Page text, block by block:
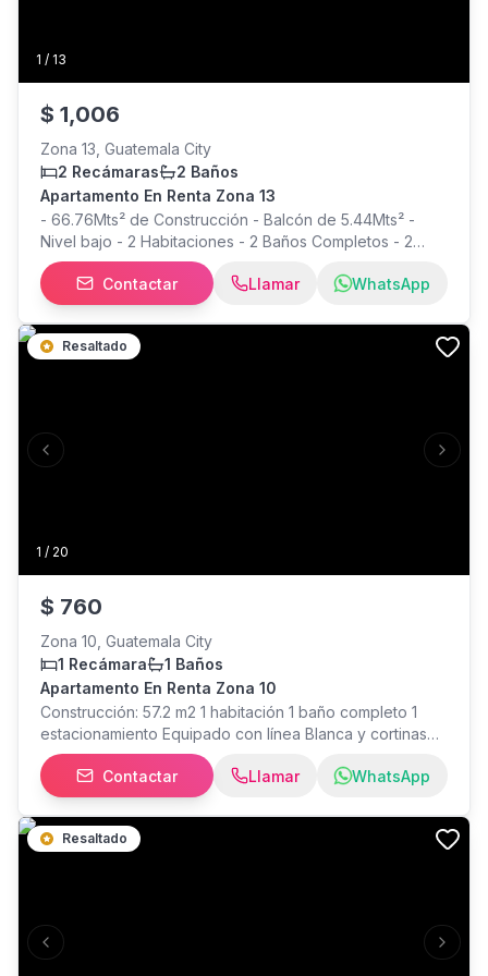
1 / 13
$ 1,006
Zona 13, Guatemala City
2 Recámaras
2 Baños
Apartamento En Renta Zona 13
- 66.76Mts² de Construcción - Balcón de 5.44Mts² -
Nivel bajo - 2 Habitaciones - 2 Baños Completos - 2
Parqueos TANDEM - Sala - Comedor - Cocina con
Gabinetes - Area de Lavandería - Espejos de Baño -
Cortinas - INCLUYE LINEA BLANCA AMENIDADES DEL
EDIFICIO - Gimnasio, - Rooftop, - Coworking, - Business
Center, - Salón Social y - Juegos Infantiles RENTA
Contactar Llamar WhatsApp
1 / 20
Previous slide Next
Resaltado
$ 760
Zona 10, Guatemala City
1 Recámara
1 Baños
Apartamento En Renta Zona 10
Construcción: 57.2 m2 1 habitación 1 baño completo 1
estacionamiento Equipado con línea Blanca y cortinas
Amenidades: Piscina Gimnasio Área social Pet friendly
*Disponible a partir del 5 de septiembre. Mantenimiento
incluye: agua, seguridad, extracción de basura y uso de
amenidades. Precio de Alquiler: Q6,000.00/$ 760.00
+con mantenimiento incluido (No incluye IVA)
Contactar Llamar WhatsApp
Previous slide Next
Resaltado